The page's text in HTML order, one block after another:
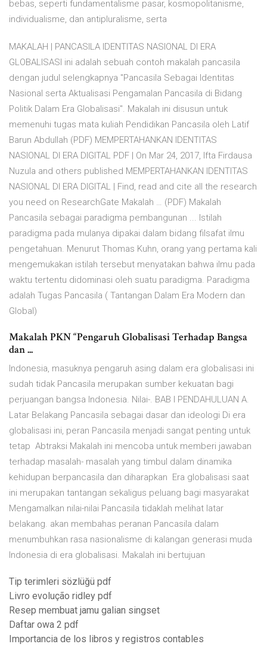
bebas, seperti fundamentalisme pasar, kosmopolitanisme,
individualisme, dan antipluralisme, serta
MAKALAH | PANCASILA IDENTITAS NASIONAL DI ERA
GLOBALISASI ini adalah sebuah contoh makalah pancasila
dengan judul selengkapnya "Pancasila Sebagai Identitas
Nasional serta Aktualisasi Pengamalan Pancasila di Bidang
Politik Dalam Era Globalisasi". Makalah ini disusun untuk
memenuhi tugas mata kuliah Pendidikan Pancasila oleh Latif
Barun Abdullah (PDF) MEMPERTAHANKAN IDENTITAS
NASIONAL DI ERA DIGITAL PDF | On Mar 24, 2017, Ifta Firdausa
Nuzula and others published MEMPERTAHANKAN IDENTITAS
NASIONAL DI ERA DIGITAL | Find, read and cite all the research
you need on ResearchGate Makalah … (PDF) Makalah
Pancasila sebagai paradigma pembangunan ... Istilah
paradigma pada mulanya dipakai dalam bidang filsafat ilmu
pengetahuan. Menurut Thomas Kuhn, orang yang pertama kali
mengemukakan istilah tersebut menyatakan bahwa ilmu pada
waktu tertentu didominasi oleh suatu paradigma. Paradigma
adalah Tugas Pancasila ( Tantangan Dalam Era Modern dan
Global)
Makalah PKN “Pengaruh Globalisasi Terhadap Bangsa
dan ...
Indonesia, masuknya pengaruh asing dalam era globalisasi ini
sudah tidak Pancasila merupakan sumber kekuatan bagi
perjuangan bangsa Indonesia. Nilai-. BAB I PENDAHULUAN A.
Latar Belakang Pancasila sebagai dasar dan ideologi Di era
globalisasi ini, peran Pancasila menjadi sangat penting untuk
tetap Abtraksi Makalah ini mencoba untuk memberi jawaban
terhadap masalah- masalah yang timbul dalam dinamika
kehidupan berpancasila dan diharapkan Era globalisasi saat
ini merupakan tantangan sekaligus peluang bagi masyarakat
Mengamalkan nilai-nilai Pancasila tidaklah melihat latar
belakang. akan membahas peranan Pancasila dalam
menumbuhkan rasa nasionalisme di kalangan generasi muda
Indonesia di era globalisasi. Makalah ini bertujuan
Tip terimleri sözlüğü pdf
Livro evolução ridley pdf
Resep membuat jamu galian singset
Daftar owa 2 pdf
Importancia de los libros y registros contables